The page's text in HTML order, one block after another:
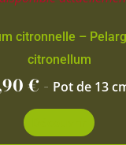
citronnelle –
citronellum
€ - Pot de 13